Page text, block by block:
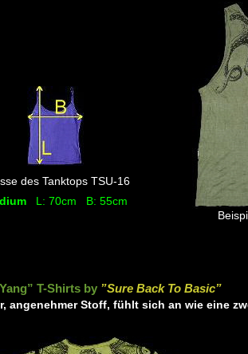
des Tanktops TSU-16
L: 70cm B: 55cm
T-Shirts by ”Sure Back To Basic”
angenehmer Stoff, fühlt sich an wie eine